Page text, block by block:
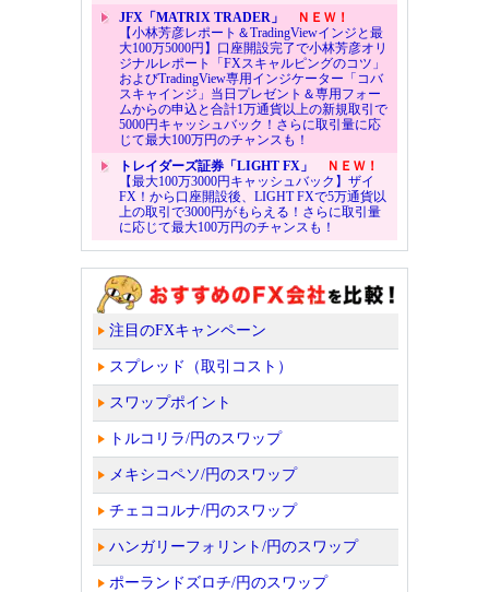
JFX「MATRIX TRADER」
ＮＥＷ！
【小林芳彦レポート＆TradingViewインジと最
大100万5000円】口座開設完了で小林芳彦オリ
ジナルレポート「FXスキャルピングのコツ」
およびTradingView専用インジケーター「コバ
スキャインジ」当日プレゼント＆専用フォー
ムからの申込と合計1万通貨以上の新規取引で
5000円キャッシュバック！さらに取引量に応
じて最大100万円のチャンスも！
トレイダーズ証券「LIGHT FX」
ＮＥＷ！
【最大100万3000円キャッシュバック】ザイ
FX！から口座開設後、LIGHT FXで5万通貨以
上の取引で3000円がもらえる！さらに取引量
に応じて最大100万円のチャンスも！
注目のFXキャンペーン
スプレッド（取引コスト）
スワップポイント
トルコリラ/円のスワップ
メキシコペソ/円のスワップ
チェココルナ/円のスワップ
ハンガリーフォリント/円のスワップ
ポーランドズロチ/円のスワップ